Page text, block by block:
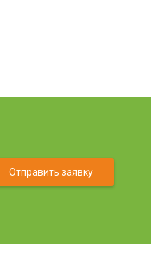
Отправить заявку